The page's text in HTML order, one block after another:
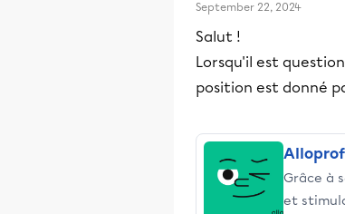
September 22, 2024
Salut !
Lorsqu'il est
position est donné
Grâce à
et